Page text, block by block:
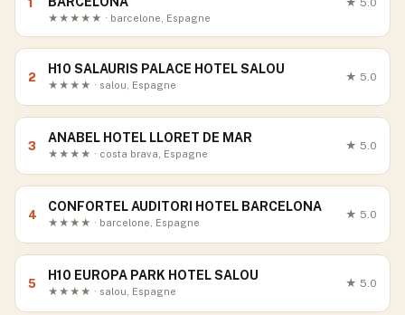
1
★★★★★ · barcelone, Espagne
★ 5.0
2
H10 SALAURIS PALACE HOTEL SALOU
★★★★ · salou, Espagne
★ 5.0
3
ANABEL HOTEL LLORET DE MAR
★★★★ · costa brava, Espagne
★ 5.0
4
CONFORTEL AUDITORI HOTEL BARCELONA
★★★★ · barcelone, Espagne
★ 5.0
5
H10 EUROPA PARK HOTEL SALOU
★★★★ · salou, Espagne
★ 5.0